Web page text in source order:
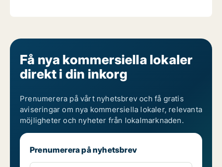
Få nya kommersiella lokaler
direkt i din inkorg
Prenumerera på vårt nyhetsbrev och få gratis
aviseringar om nya kommersiella lokaler, relevanta
möjligheter och nyheter från lokalmarknaden.
Prenumerera på nyhetsbrev